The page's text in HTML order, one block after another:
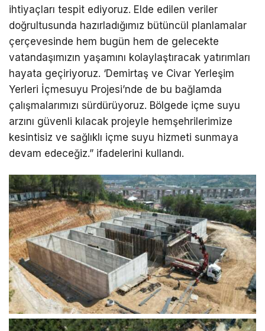
ihtiyaçları tespit ediyoruz. Elde edilen veriler
doğrultusunda hazırladığımız bütüncül planlamalar
çerçevesinde hem bugün hem de gelecekte
vatandaşımızın yaşamını kolaylaştıracak yatırımları
hayata geçiriyoruz. ‘Demirtaş ve Civar Yerleşim
Yerleri İçmesuyu Projesi’nde de bu bağlamda
çalışmalarımızı sürdürüyoruz. Bölgede içme suyu
arzını güvenli kılacak projeyle hemşehrilerimize
kesintisiz ve sağlıklı içme suyu hizmeti sunmaya
devam edeceğiz.” ifadelerini kullandı.